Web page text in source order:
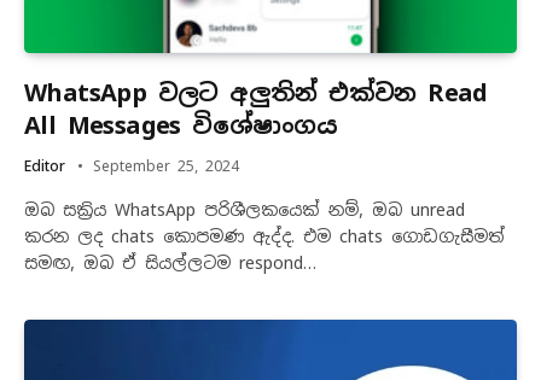
WhatsApp වලට අලුතින් එක්වන Read
All Messages විශේෂාංගය
Editor September 25, 2024
ඔබ සක්‍රිය WhatsApp පරිශීලකයෙක් නම්, ඔබ unread
කරන ලද chats කොපමණ ඇද්ද. එම chats ගොඩගැසීමත්
සමඟ, ඔබ ඒ සියල්ලටම respond…